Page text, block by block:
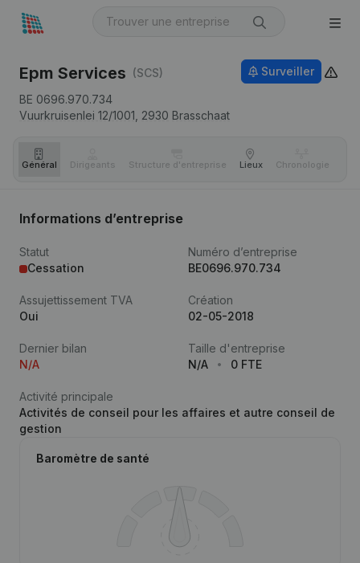
Epm Services (SCS)
BE 0696.970.734
Vuurkruisenlei 12/1001, 2930 Brasschaat
Surveiller
Général Dirigeants Structure d'entreprise Lieux Chronologie
Informations d’entreprise
Statut
Cessation
Numéro d’entreprise
BE0696.970.734
Assujettissement TVA
Oui
Création
02-05-2018
Dernier bilan
N/A
Taille d'entreprise
N/A
0 FTE
Activité principale
Activités de conseil pour les affaires et autre conseil de
gestion
Baromètre de santé